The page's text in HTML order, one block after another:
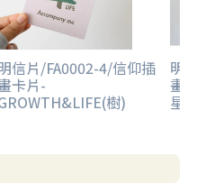
信片/FA0002-4/信仰插
卡片-
樹)
明
畫
星)